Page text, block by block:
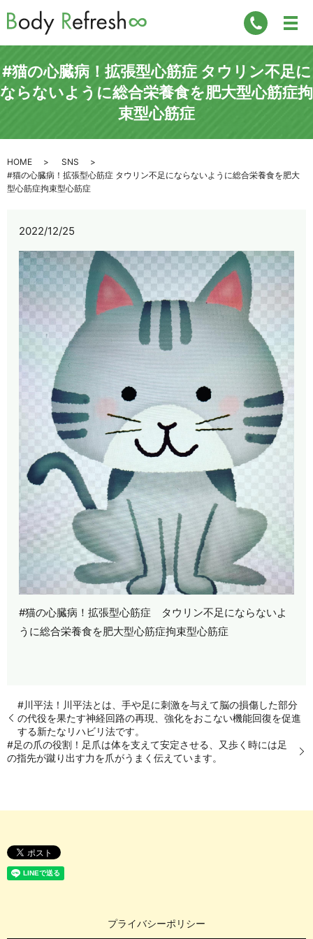
#猫の心臓病！拡張型心筋症 タウリン不足に
ならないように総合栄養食を肥大型心筋症拘
束型心筋症
HOME
SNS
#猫の心臓病！拡張型心筋症 タウリン不足にならないように総合栄養食を肥大
型心筋症拘束型心筋症
2022/12/25
#猫の心臓病！拡張型心筋症 タウリン不足にならないよ
うに総合栄養食を肥大型心筋症拘束型心筋症
#川平法！川平法とは、手や足に刺激を与えて脳の損傷した部分
の代役を果たす神経回路の再現、強化をおこない機能回復を促進
する新たなリハビリ法です。
#足の爪の役割！足爪は体を支えて安定させる、又歩く時には足
の指先が蹴り出す力を爪がうまく伝えています。
プライバシーポリシー